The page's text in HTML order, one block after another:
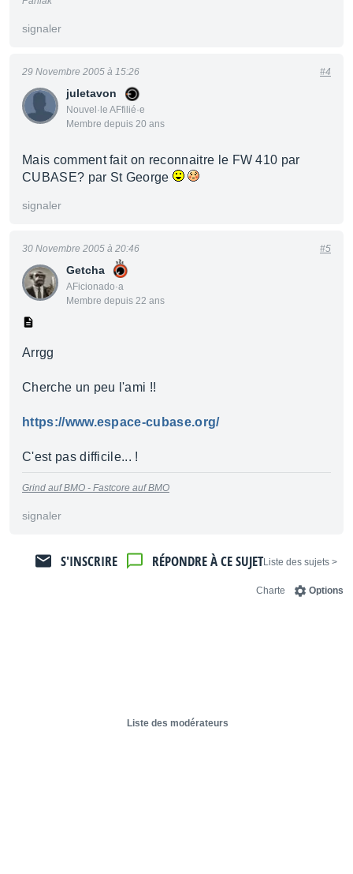
signaler
juletavon
Nouvel·le AFfilié·e
Membre depuis 20 ans
29 Novembre 2005 à 15:26 #4
Mais comment fait on reconnaitre le FW 410 par
CUBASE? par St George
signaler
Getcha
AFicionado·a
Membre depuis 22 ans
30 Novembre 2005 à 20:46 #5
Arrgg
Cherche un peu l'ami !!
https://www.espace-cubase.org/
C'est pas difficile... !
Grind auf BMO - Fastcore auf BMO
signaler
< Liste des sujets
RÉPONDRE À CE SUJET
S'INSCRIRE
Options
Charte
Liste des modérateurs